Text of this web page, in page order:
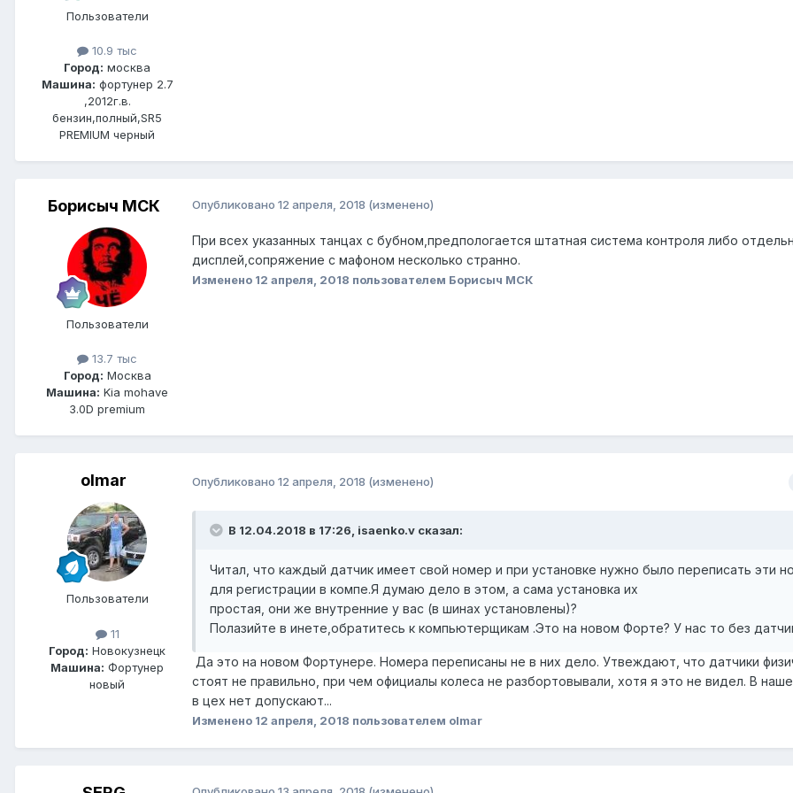
Пользователи
10.9 тыс
Город: москва
Машина: фортунер 2.7
,2012г.в.
бензин,полный,SR5
PREMIUM черный
Борисыч МСК
Пользователи
13.7 тыс
Город: Москва
Машина: Kia mohave
3.0D premium
Опубликовано 12 апреля, 2018 (изменено)
При всех указанных танцах с бубном,предпологается штатная система контроля либо
дисплей,сопряжение с мафоном несколько странно.
Изменено 12 апреля, 2018 пользователем Борисыч МСК
olmar
Пользователи
11
Город: Новокузнецк
Машина: Фортунер
новый
Опубликовано 12 апреля, 2018 (изменено)
В 12.04.2018 в 17:26, isaenko.v сказал:
Читал, что каждый датчик имеет свой номер и при установке нужно было переписать эти
для регистрации в компе.Я думаю дело в этом, а сама установка их
простая, они же внутренние у вас (в шинах установлены)?
Полазийте в инете,обратитесь к компьютерщикам .Это на новом Форте? У нас то без
Да это на новом Фортунере. Номера переписаны не в них дело. Утвеждают, что датчики
стоят не правильно, при чем официалы колеса не разбортовывали, хотя я это не видел. В
в цех нет допускают...
Изменено 12 апреля, 2018 пользователем olmar